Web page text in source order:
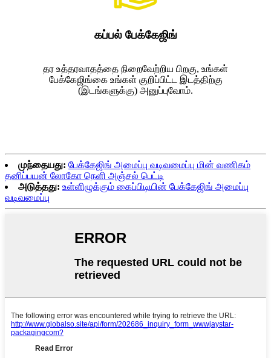
கப்பல் பேக்கேஜிங்
தர உத்தரவாதத்தை நிறைவேற்றிய பிறகு, உங்கள்
பேக்கேஜிங்கை உங்கள் குறிப்பிட்ட இடத்திற்கு
(இடங்களுக்கு) அனுப்புவோம்.
முந்தையது: பேக்கேஜிங் அமைப்பு வடிவமைப்பு மின் வணிகம்
தனிப்பயன் லோகோ நெளி அஞ்சல் பெட்டி
அடுத்தது: உள்ளிழுக்கும் கைப்பிடியின் பேக்கேஜிங் அமைப்பு
வடிவமைப்பு